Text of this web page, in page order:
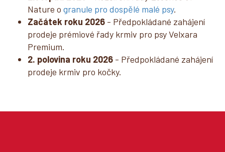
Nature o granule pro dospělé malé psy.
Začátek roku 2026 - Předpokládané zahájení
prodeje prémiové řady krmiv pro psy Velxara
Premium.
2. polovina roku 2026 - Předpokládané zahájení
prodeje krmiv pro kočky.